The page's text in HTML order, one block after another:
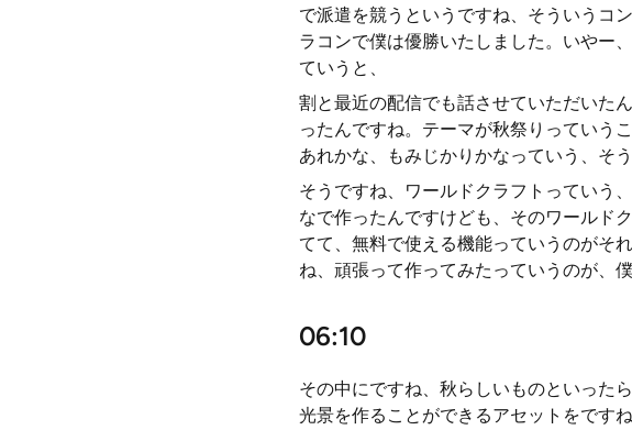
で派遣を競うというですね、そういうコ
ラコンで僕は優勝いたしました。いやー
ていうと、
割と最近の配信でも話させていただいた
ったんですね。テーマが秋祭りっていう
あれかな、もみじかりかなっていう、そ
そうですね、ワールドクラフトっていう
なで作ったんですけども、そのワールド
てて、無料で使える機能っていうのがそ
ね、頑張って作ってみたっていうのが、
06:10
その中にですね、秋らしいものといった
光景を作ることができるアセットをです